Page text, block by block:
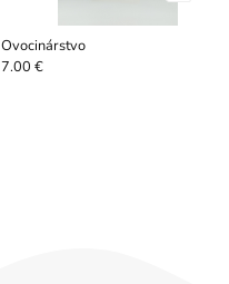
Ovocinárstvo
7.00 €